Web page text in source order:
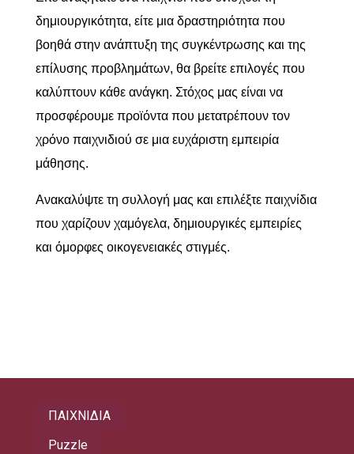
δημιουργικότητα, είτε μια δραστηριότητα που
βοηθά στην ανάπτυξη της συγκέντρωσης και της
επίλυσης προβλημάτων, θα βρείτε επιλογές που
καλύπτουν κάθε ανάγκη. Στόχος μας είναι να
προσφέρουμε προϊόντα που μετατρέπουν τον
χρόνο παιχνιδιού σε μια ευχάριστη εμπειρία
μάθησης.
Ανακαλύψτε τη συλλογή μας και επιλέξτε παιχνίδια
που χαρίζουν χαμόγελα, δημιουργικές εμπειρίες
και όμορφες οικογενειακές στιγμές.
ΠΑΙΧΝΙΔΙΑ
Puzzle